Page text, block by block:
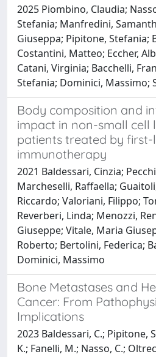
2025 Piombino, Claudia;
Stefania; Manfredini,
Giuseppa; Pipitone, Stefania;
Costantini, Matteo; Eccher,
Catani, Virginia; Bacchelli,
Stefania; Dominici, Massimo;
Body composition and
impact in non-small cell
patients treated by first-
immunotherapy
2021 Baldessari, Cinzia;
Marcheselli, Raffaella;
Riccardo; Valoriani, Filippo;
Reverberi, Linda; Menozzi,
Giuseppe; Vitale, Maria
Roberto; Bertolini, Federica;
Dominici, Massimo
Bone Metastases and
Cancer: From
Implications
2023 Baldessari, C.; Pipitone,
K.; Fanelli, M.; Nasso, C.;